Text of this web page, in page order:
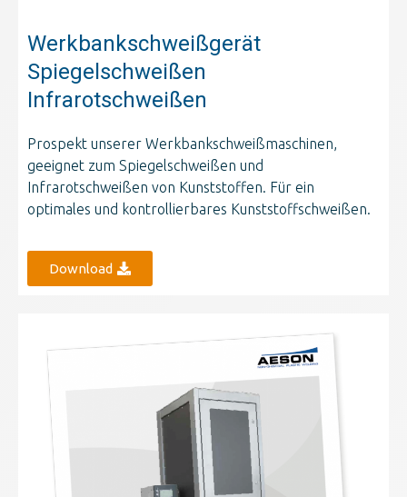
Werkbankschweißgerät
Spiegelschweißen
Infrarotschweißen
Prospekt unserer Werkbankschweißmaschinen,
geeignet zum Spiegelschweißen und
Infrarotschweißen von Kunststoffen. Für ein
optimales und kontrollierbares Kunststoffschweißen.
Download